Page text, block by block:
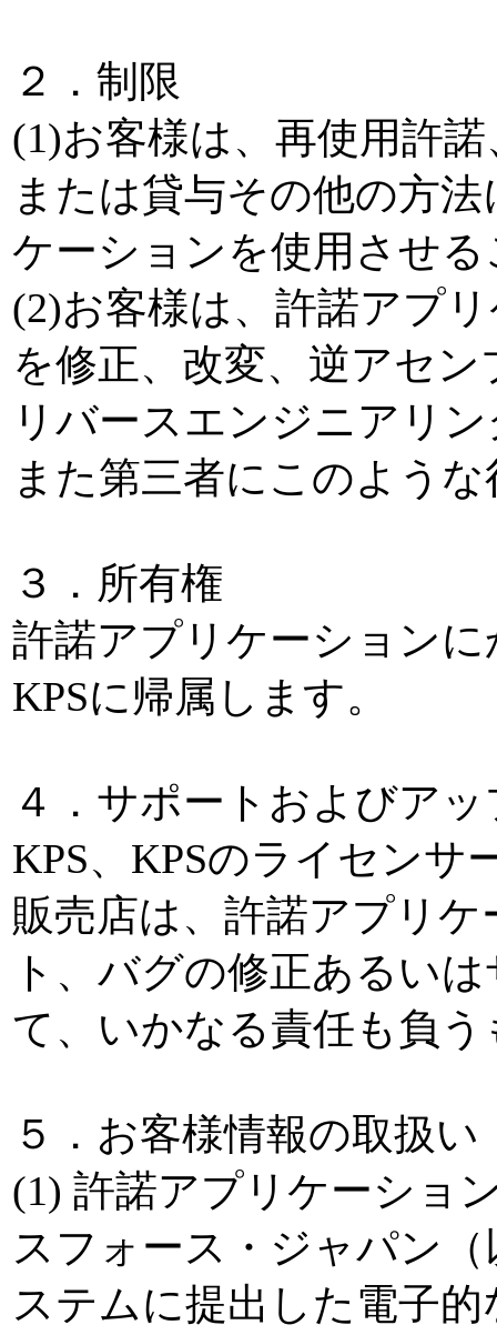
２．制限
(1)お客様は、再使用許
または貸与その他の方
ケーションを使用させ
(2)お客様は、許諾アプ
を修正、改変、逆アセ
リバースエンジニアリ
また第三者にこのよう
３．所有権
許諾アプリケーション
KPSに帰属します。
４．サポートおよびア
KPS、KPSのライセンサ
販売店は、許諾アプリ
ト、バグの修正あるい
て、いかなる責任も負
５．お客様情報の取扱い
(1) 許諾アプリケーショ
スフォース・ジャパン
ステムに提出した電子